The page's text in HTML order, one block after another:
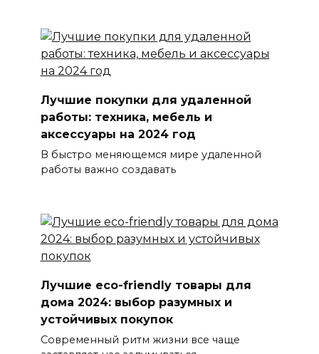
Лучшие покупки для удаленной
работы: техника, мебель и
аксессуары на 2024 год
В быстро меняющемся мире удаленной
работы важно создавать
Лучшие eco-friendly товары для
дома 2024: выбор разумных и
устойчивых покупок
Современный ритм жизни все чаще